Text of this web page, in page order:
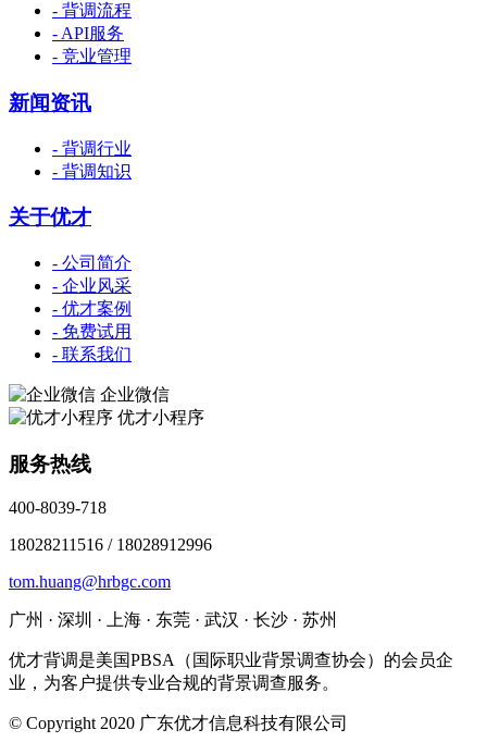
- 背调流程
- API服务
- 竞业管理
新闻资讯
- 背调行业
- 背调知识
关于优才
- 公司简介
- 企业风采
- 优才案例
- 免费试用
- 联系我们
企业微信
优才小程序
服务热线
400-8039-718
18028211516 / 18028912996
tom.huang@hrbgc.com
广州 · 深圳 · 上海 · 东莞 · 武汉 · 长沙 · 苏州
优才背调是美国PBSA（国际职业背景调查协会）的会员企
业，为客户提供专业合规的背景调查服务。
© Copyright 2020 广东优才信息科技有限公司